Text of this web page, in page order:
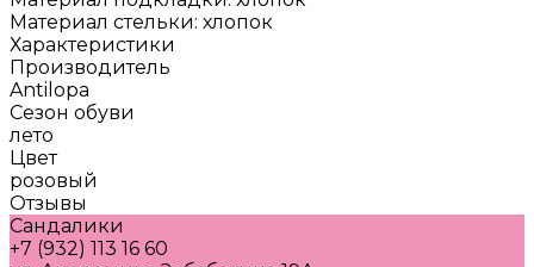
Материал стельки: хлопок
Характеристики
Производитель
Antilopa
Сезон обуви
лето
Цвет
розовый
Отзывы
Сандалики
+7 (932) 113 16 60